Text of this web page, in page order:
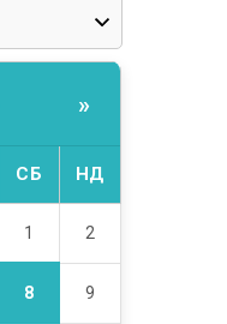
»
СБ НД
1 2
8 9